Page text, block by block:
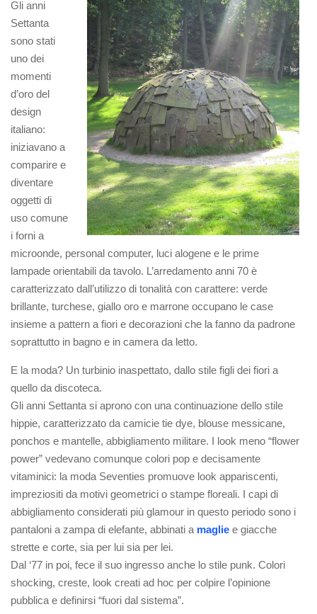
Gli anni
Settanta
sono stati
uno dei
momenti
d’oro del
design
italiano:
iniziavano a
comparire e
diventare
oggetti di
uso comune
i forni a
microonde, personal computer, luci alogene e le prime
lampade orientabili da tavolo. L’arredamento anni 70 è
caratterizzato dall’utilizzo di tonalità con carattere: verde
brillante, turchese, giallo oro e marrone occupano le case
insieme a pattern a fiori e decorazioni che la fanno da padrone
soprattutto in bagno e in camera da letto.
E la moda? Un turbinio inaspettato, dallo stile figli dei fiori a
quello da discoteca.
Gli anni Settanta si aprono con una continuazione dello stile
hippie, caratterizzato da camicie tie dye, blouse messicane,
ponchos e mantelle, abbigliamento militare. I look meno “flower
power” vedevano comunque colori pop e decisamente
vitaminici: la moda Seventies promuove look appariscenti,
impreziositi da motivi geometrici o stampe floreali. I capi di
abbigliamento considerati più glamour in questo periodo sono i
pantaloni a zampa di elefante, abbinati a maglie e giacche
strette e corte, sia per lui sia per lei.
Dal ‘77 in poi, fece il suo ingresso anche lo stile punk. Colori
shocking, creste, look creati ad hoc per colpire l’opinione
pubblica e definirsi “fuori dal sistema”.